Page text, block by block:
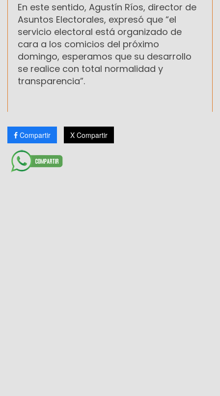
En este sentido, Agustín Ríos, director de
Asuntos Electorales, expresó que “el
servicio electoral está organizado de
cara a los comicios del próximo
domingo, esperamos que su desarrollo
se realice con total normalidad y
transparencia”.
Compartir X Compartir